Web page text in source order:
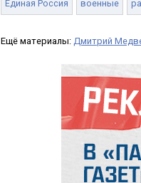
Единая Россия военные
Ещё материалы: Дмитрий